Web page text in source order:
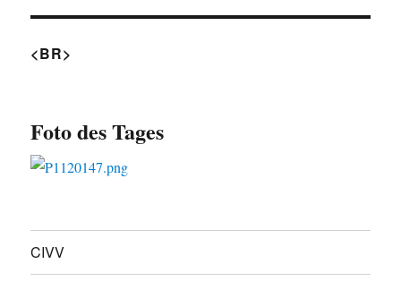
<BR>
Foto des Tages
CIVV